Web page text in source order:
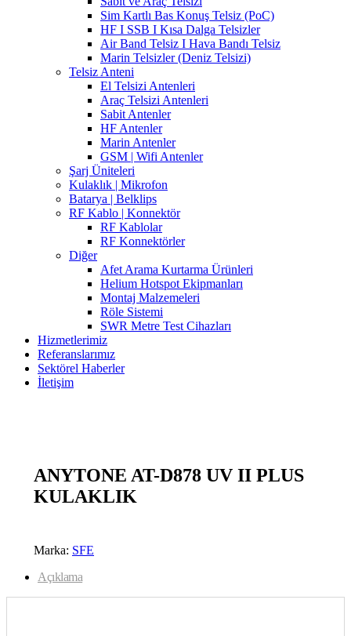
Sim Kartlı Bas Konuş Telsiz (PoC)
HF I SSB I Kısa Dalga Telsizler
Air Band Telsiz I Hava Bandı Telsiz
Marin Telsizler (Deniz Telsizi)
Telsiz Anteni
El Telsizi Antenleri
Araç Telsizi Antenleri
Sabit Antenler
HF Antenler
Marin Antenler
GSM | Wifi Antenler
Şarj Üniteleri
Kulaklık | Mikrofon
Batarya | Belklips
RF Kablo | Konnektör
RF Kablolar
RF Konnektörler
Diğer
Afet Arama Kurtarma Ürünleri
Helium Hotspot Ekipmanları
Montaj Malzemeleri
Röle Sistemi
SWR Metre Test Cihazları
Hizmetlerimiz
Referanslarımız
Sektörel Haberler
İletişim
ANYTONE AT-D878 UV II PLUS
KULAKLIK
Marka: SFE
Açıklama